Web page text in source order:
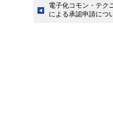
電子化コモン・テク
による承認申請につ